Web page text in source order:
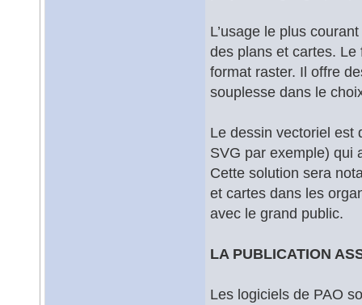
L’usage le plus
des plans et cartes.
format raster. Il offre
souplesse dans le
Le dessin vectoriel est
SVG par exemple) qui
Cette solution sera
et cartes dans les
avec le grand public.
LA PUBLICATION
Les logiciels de PAO